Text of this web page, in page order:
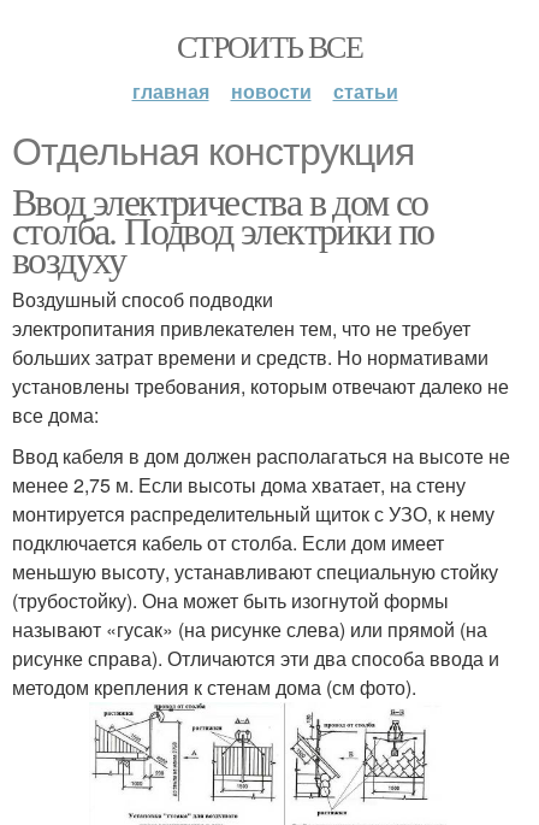
СТРОИТЬ ВСЕ
главная новости статьи
Отдельная конструкция
Ввод электричества в дом со
столба. Подвод электрики по
воздуху
Воздушный способ подводки
электропитания привлекателен тем, что не требует
больших затрат времени и средств. Но нормативами
установлены требования, которым отвечают далеко не
все дома:
Ввод кабеля в дом должен располагаться на высоте не
менее 2,75 м. Если высоты дома хватает, на стену
монтируется распределительный щиток с УЗО, к нему
подключается кабель от столба. Если дом имеет
меньшую высоту, устанавливают специальную стойку
(трубостойку). Она может быть изогнутой формы
называют «гусак» (на рисунке слева) или прямой (на
рисунке справа). Отличаются эти два способа ввода и
методом крепления к стенам дома (см фото).